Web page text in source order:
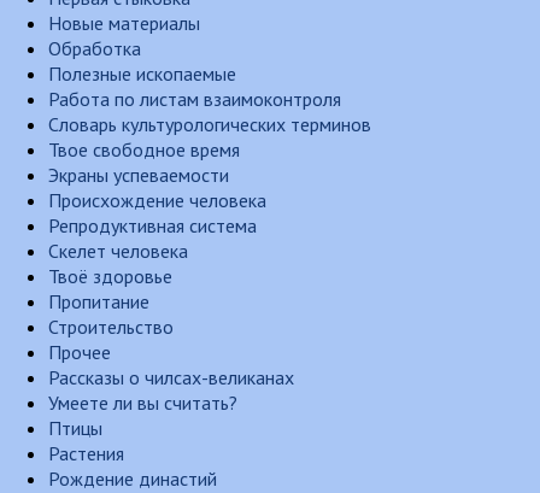
Новые материалы
Обработка
Полезные ископаемые
Работа по листам взаимоконтроля
Словарь культурологических терминов
Твое свободное время
Экраны успеваемости
Происхождение человека
Репродуктивная система
Скелет человека
Твоё здоровье
Пропитание
Строительство
Прочее
Рассказы о чилсах-великанах
Умеете ли вы считать?
Птицы
Растения
Рождение династий